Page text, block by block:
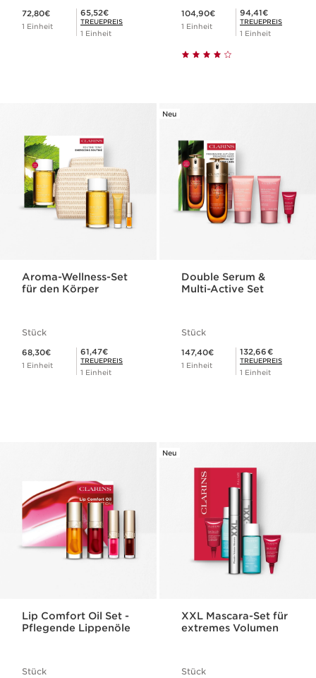
72,80€
1 Einheit
Mitgliederpreis 65,52€
65,52€
TREUEPREIS
1 Einheit
104,90€
1 Einheit
Mitgliederpreis 94,41€
94,41€
TREUEPREIS
1 Einheit
Aroma-Wellness-Set
für den Körper
Stück
68,30€
1 Einheit
Mitgliederpreis 61,47€
61,47€
TREUEPREIS
1 Einheit
Neu
Double Serum &
Multi-Active Set
Stück
147,40€
1 Einheit
Mitgliederpreis 132,66€
132,66€
TREUEPREIS
1 Einheit
Lip Comfort Oil Set -
Pflegende Lippenöle
Stück
Neu
XXL Mascara-Set für
extremes Volumen
Stück